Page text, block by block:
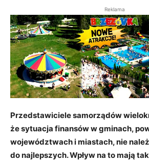
Reklama
Przedstawiciele samorządów
że sytuacja finansów w gminach,
województwach i miastach, nie
do najlepszych. Wpływ na to mają